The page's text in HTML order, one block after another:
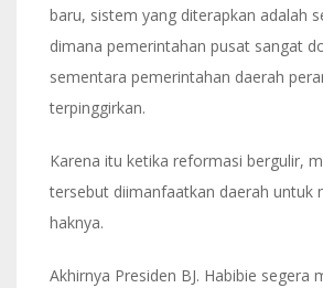
baru, sistem yang diterapkan adalah
dimana pemerintahan pusat sangat
sementara pemerintahan daerah
terpinggirkan.
Karena itu ketika reformasi bergulir,
tersebut diimanfaatkan daerah untuk
haknya.
Akhirnya Presiden BJ. Habibie segera